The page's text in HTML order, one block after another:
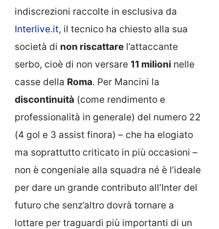
indiscrezioni raccolte in esclusiva da
Interlive.it, il tecnico ha chiesto alla sua
società di non riscattare l’attaccante
serbo, cioè di non versare 11 milioni nelle
casse della Roma. Per Mancini la
discontinuità (come rendimento e
professionalità in generale) del numero 22
(4 gol e 3 assist finora) – che ha elogiato
ma soprattutto criticato in più occasioni –
non è congeniale alla squadra né è l’ideale
per dare un grande contributo all’Inter del
futuro che senz’altro dovrà tornare a
lottare per traguardi più importanti di un